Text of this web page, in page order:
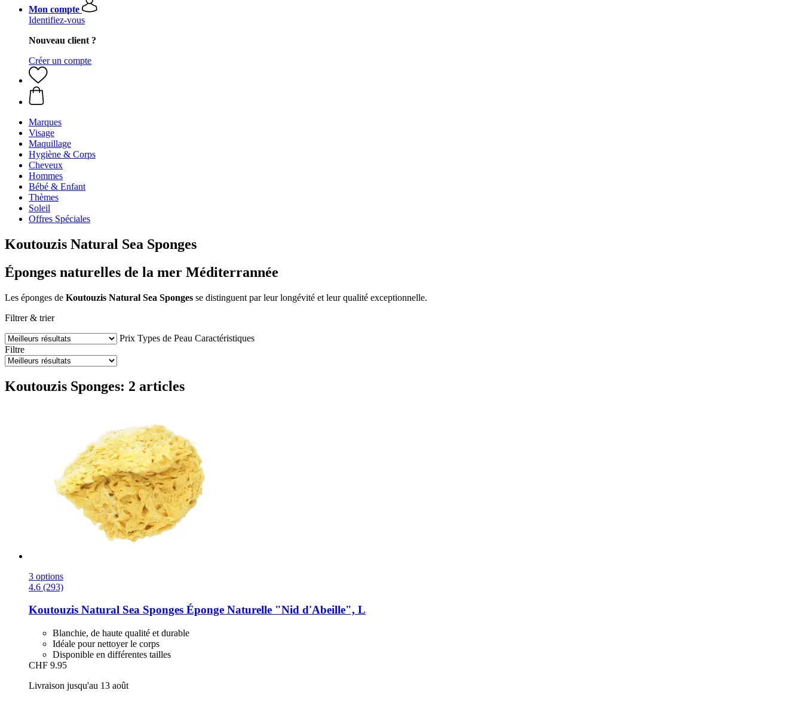
Mon compte
Identifiez-vous
Nouveau client ?
Créer un compte
Marques
Visage
Maquillage
Hygiène & Corps
Cheveux
Hommes
Bébé & Enfant
Thèmes
Soleil
Offres Spéciales
Koutouzis Natural Sea Sponges
Éponges naturelles de la mer Méditerrannée
Les éponges de Koutouzis Natural Sea Sponges se distinguent par leur longévité et leur qualité exceptionnelle.
Filtrer & trier
Prix Types de Peau Caractéristiques
Filtre
Koutouzis Sponges: 2 articles
3 options
4.6 (293)
Koutouzis Natural Sea Sponges Éponge Naturelle "Nid d'Abeille", L
Blanchie, de haute qualité et durable
Idéale pour nettoyer le corps
Disponible en différentes tailles
CHF 9.95
Livraison jusqu'au 13 août